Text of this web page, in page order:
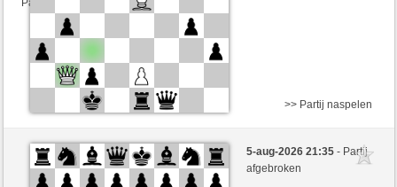
Partij telt mee voor de ranglijst
Wit
SommerSigi (1425) (+12)
Zwart
JeLopes (1329) (-12)
>> Partij naspelen
5-aug-2026 21:35- Partij
afgebroken